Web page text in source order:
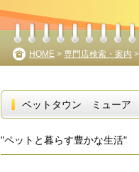
HOME > 専門店検索・案内
ペットタウン ミューア
"ペットと暮らす豊かな生活"